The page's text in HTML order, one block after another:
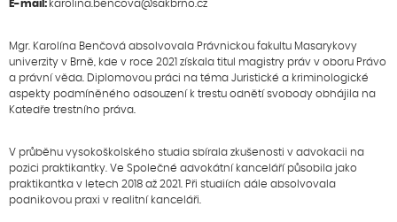
E-mail: karolina.bencova@sakbrno.cz
Mgr. Karolína Benčová absolvovala Právnickou fakultu Masarykovy
univerzity v Brně, kde v roce 2021 získala titul magistry práv v oboru Právo
a právní věda. Diplomovou práci na téma Juristické a kriminologické
aspekty podmíněného odsouzení k trestu odnětí svobody obhájila na
Katedře trestního práva.
V průběhu vysokoškolského studia sbírala zkušenosti v advokacii na
pozici praktikantky. Ve Společné advokátní kanceláří působila jako
praktikantka v letech 2018 až 2021. Při studiích dále absolvovala
podnikovou praxi v realitní kanceláři.